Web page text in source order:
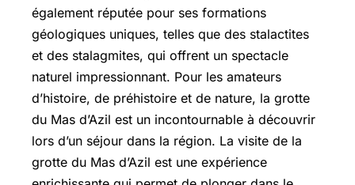
également réputée pour ses formations
géologiques uniques, telles que des stalactites
et des stalagmites, qui offrent un spectacle
naturel impressionnant. Pour les amateurs
d’histoire, de préhistoire et de nature, la grotte
du Mas d’Azil est un incontournable à découvrir
lors d’un séjour dans la région. La visite de la
grotte du Mas d’Azil est une expérience